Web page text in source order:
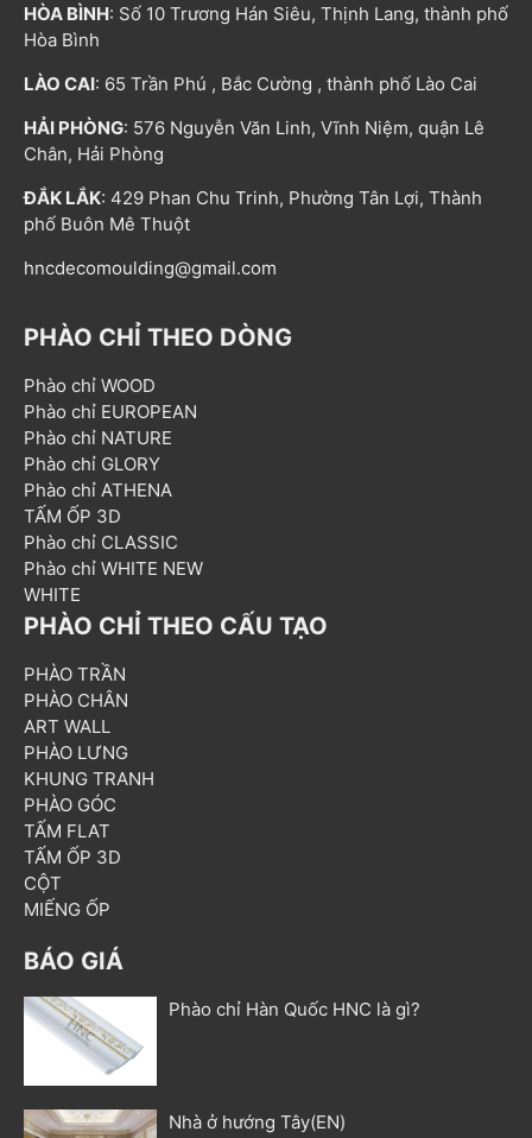
HÒA BÌNH: Số 10 Trương Hán Siêu, Thịnh Lang, thành phố
Hòa Bình
LÀO CAI: 65 Trần Phú , Bắc Cường , thành phố Lào Cai
HẢI PHÒNG: 576 Nguyễn Văn Linh, Vĩnh Niệm, quận Lê
Chân, Hải Phòng
ĐẮK LẮK: 429 Phan Chu Trinh, Phường Tân Lợi, Thành
phố Buôn Mê Thuột
hncdecomoulding@gmail.com
PHÀO CHỈ THEO DÒNG
Phào chỉ WOOD
Phào chỉ EUROPEAN
Phào chỉ NATURE
Phào chỉ GLORY
Phào chỉ ATHENA
TẤM ỐP 3D
Phào chỉ CLASSIC
Phào chỉ WHITE NEW
WHITE
PHÀO CHỈ THEO CẤU TẠO
PHÀO TRẦN
PHÀO CHÂN
ART WALL
PHÀO LƯNG
KHUNG TRANH
PHÀO GÓC
TẤM FLAT
TẤM ỐP 3D
CỘT
MIẾNG ỐP
BÁO GIÁ
Phào chỉ Hàn Quốc HNC là gì?
Nhà ở hướng Tây(EN)